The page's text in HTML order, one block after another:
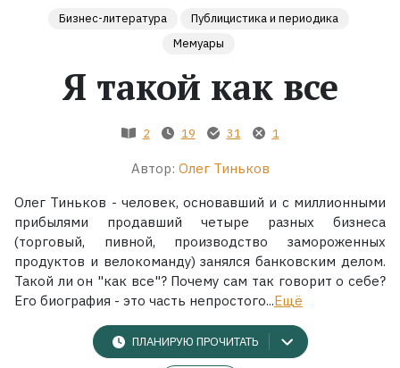
Экранизации
Бизнес-литература
Публицистика и периодика
Мемуары
Я такой как все
2 19 31 1
Автор: Олег Тиньков
Олег Тиньков - человек, основавший и с миллионными
прибылями продавший четыре разных бизнеса
(торговый, пивной, производство замороженных
продуктов и велокоманду) занялся банковским делом.
Такой ли он "как все"? Почему сам так говорит о себе?
Его биография - это часть непростого...Ещё
ПЛАНИРУЮ ПРОЧИТАТЬ